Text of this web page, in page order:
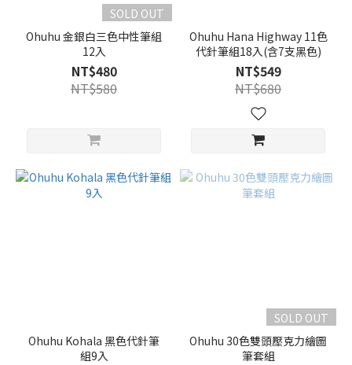
SOLD OUT
Ohuhu 金銀白三色中性筆組
12入
NT$480
NT$580
Ohuhu Hana Highway 11色
代針筆組18入(含7支黑色)
NT$549
NT$680
Ohuhu Kohala 黑色代針筆
組9入
SOLD OUT
Ohuhu 30色雙頭壓克力繪圖
筆套組